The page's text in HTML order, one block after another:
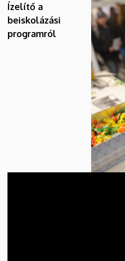
Ízelítő a
beiskolázási
programról